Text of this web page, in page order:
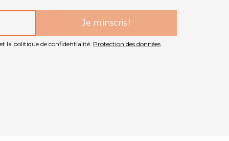
la politique de confidentialité. Protection des données